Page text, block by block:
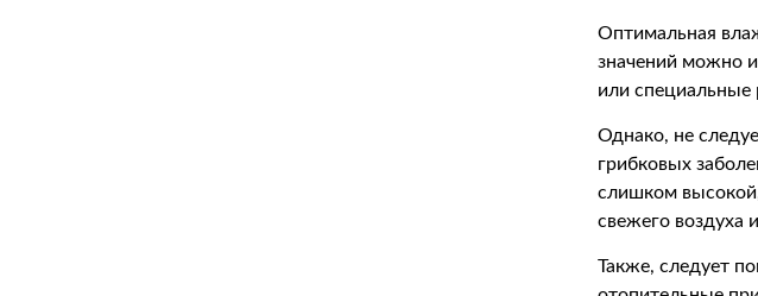
Оптимальная
значений можно
или специальные
Однако, не
грибковых
слишком
свежего воздуха
Также, следует